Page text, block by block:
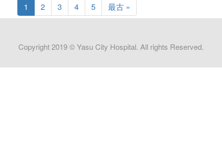
1 2 3 4 5 最古 »
Copyright 2019 © Yasu City Hospital. All rights Reserved.